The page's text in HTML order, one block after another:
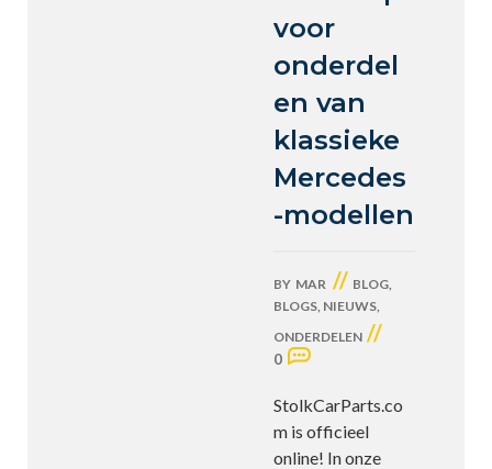
voor
onderdel
en van
klassieke
Mercedes
-modellen
BY MAR // BLOG,
BLOGS, NIEUWS,
ONDERDELEN //
0
StolkCarParts.co
m is officieel
online! In onze